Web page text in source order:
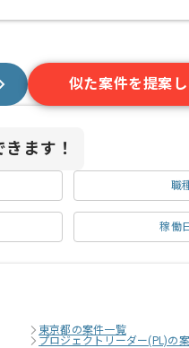
似た案件を提案
ます！
職
稼働
東京都の案件一覧
プロジェクトリーダー(PL)の